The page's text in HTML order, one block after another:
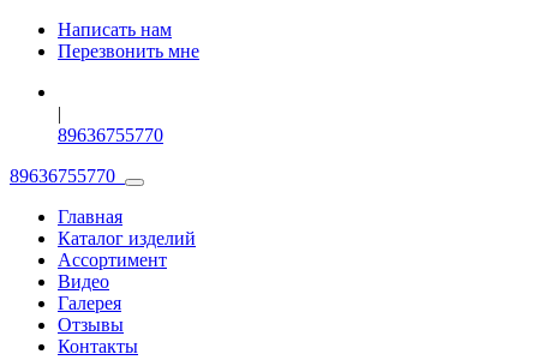
Написать нам
Перезвонить мне
|
89636755770
89636755770
Главная
Каталог изделий
Ассортимент
Видео
Галерея
Отзывы
Контакты